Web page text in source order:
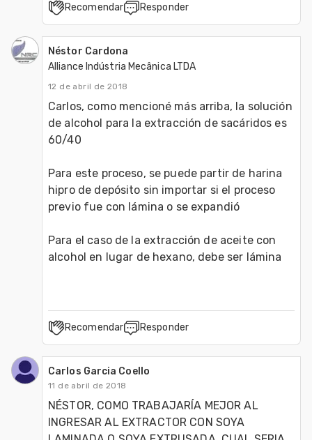
Recomendar Responder
Néstor Cardona
Alliance Indústria Mecânica LTDA
12 de abril de 2018
Carlos, como mencioné más arriba, la solución
de alcohol para la extracción de sacáridos es
60/40
Para este proceso, se puede partir de harina
hipro de depósito sin importar si el proceso
previo fue con lámina o se expandió
Para el caso de la extracción de aceite con
Recomendar Responder
Carlos Garcia Coello
11 de abril de 2018
NÉSTOR, COMO TRABAJARÍA MEJOR AL
INGRESAR AL EXTRACTOR CON SOYA